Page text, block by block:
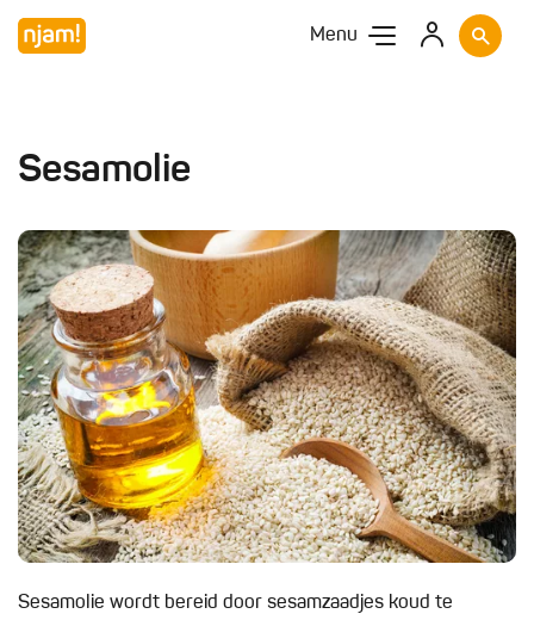
Menu
Sesamolie
Sesamolie wordt bereid door sesamzaadjes koud te